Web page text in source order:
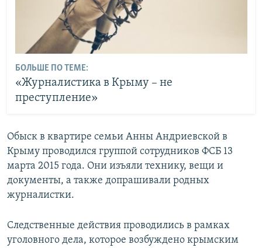
БОЛЬШЕ ПО ТЕМЕ:
«Журналистика в Крыму – не
преступление»
Обыск в квартире семьи Анны Андриевской в
Крыму проводился группой сотрудников ФСБ 13
марта 2015 года. Они изъяли технику, вещи и
документы, а также допрашивали родных
журналистки.
Следственные действия проводились в рамках
уголовного дела, которое возбуждено крымским